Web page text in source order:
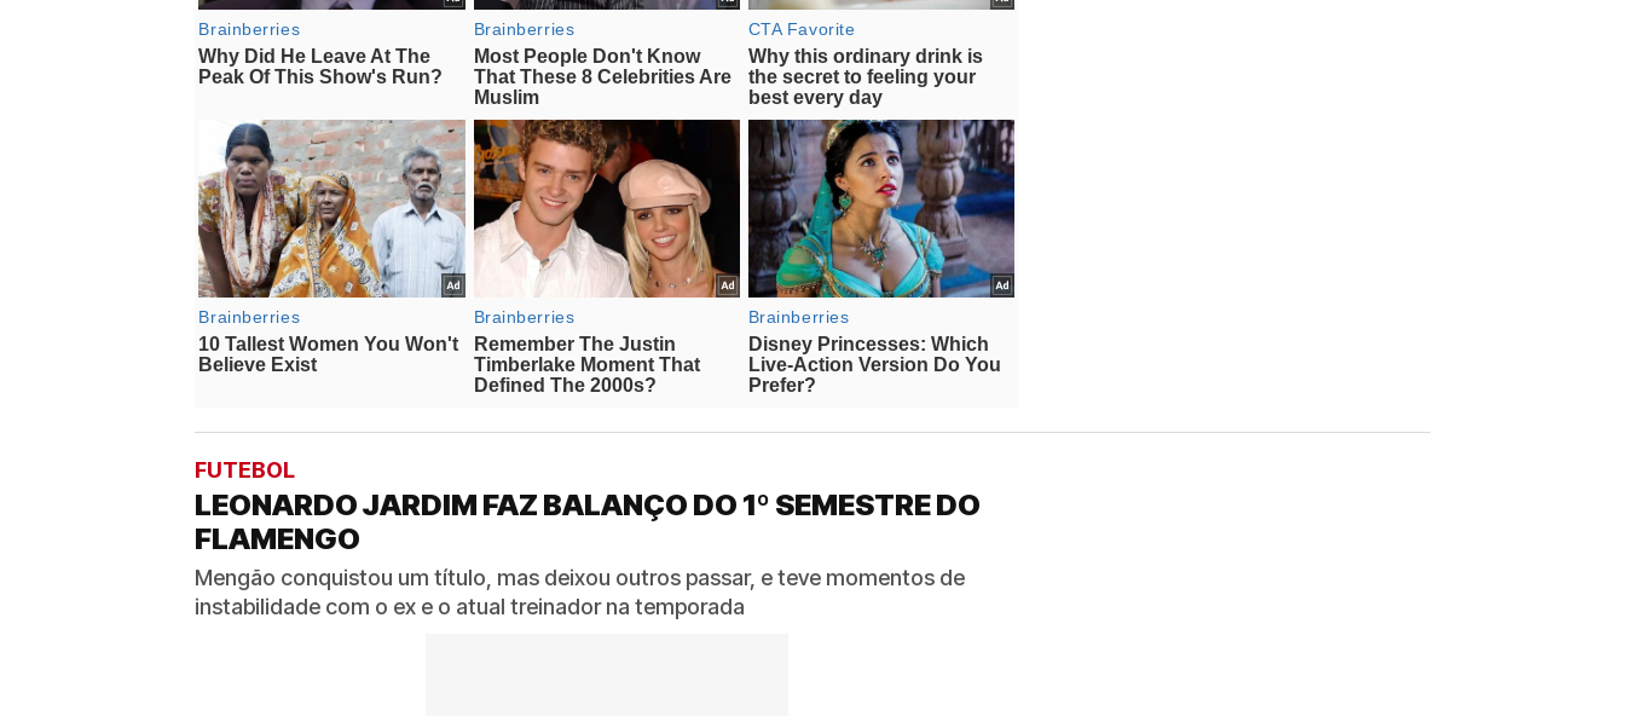
FUTEBOL
LEONARDO JARDIM FAZ BALANÇO DO 1º SEMESTRE DO
FLAMENGO
Mengão conquistou um título, mas deixou outros passar, e teve momentos de
instabilidade com o ex e o atual treinador na temporada